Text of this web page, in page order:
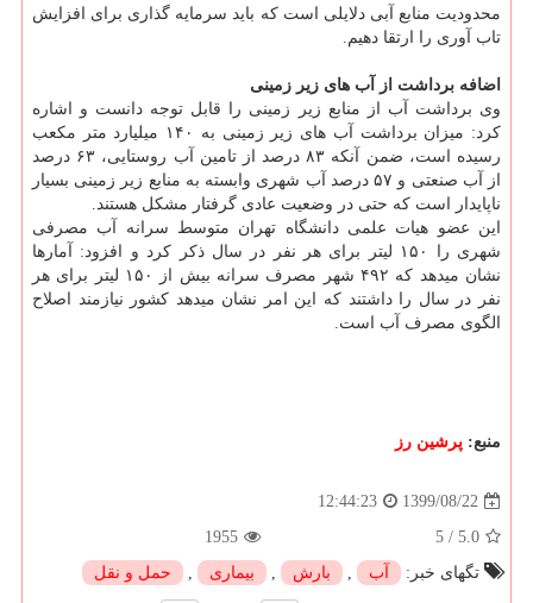
محدودیت منابع آبی دلایلی است که باید سرمایه گذاری برای افزایش
تاب آوری را ارتقا دهیم.
اضافه برداشت از آب های زیر زمینی
وی برداشت آب از منابع زیر زمینی را قابل توجه دانست و اشاره
کرد: میزان برداشت آب های زیر زمینی به ۱۴۰ میلیارد متر مکعب
رسیده است، ضمن آنکه ۸۳ درصد از تامین آب روستایی، ۶۳ درصد
از آب صنعتی و ۵۷ درصد آب شهری وابسته به منابع زیر زمینی بسیار
ناپایدار است که حتی در وضعیت عادی گرفتار مشکل هستند.
این عضو هیات علمی دانشگاه تهران متوسط سرانه آب مصرفی
شهری را ۱۵۰ لیتر برای هر نفر در سال ذکر کرد و افزود: آمارها
نشان میدهد که ۴۹۲ شهر مصرف سرانه بیش از ۱۵۰ لیتر برای هر
نفر در سال را داشتند که این امر نشان میدهد کشور نیازمند اصلاح
الگوی مصرف آب است.
منبع: پرشین رز
1399/08/22
12:44:23
5.0
/
5
1955
تگهای خبر:
آب , بارش , بیماری , حمل و نقل